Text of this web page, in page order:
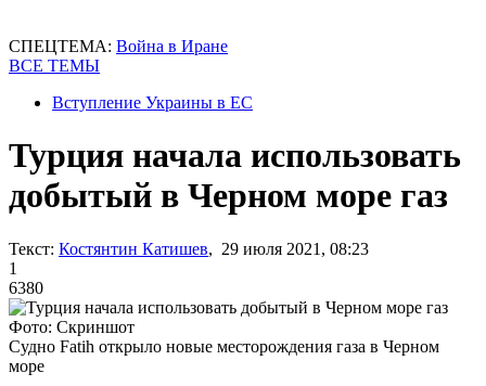
СПЕЦТЕМА: Война в Иране
ВСЕ ТЕМЫ
Вступление Украины в ЕС
Турция начала использовать
добытый в Черном море газ
Текст: Костянтин Катишев, 29 июля 2021, 08:23
1
6380
Фото: Скриншот
Судно Fatih открыло новые месторождения газа в Черном
море